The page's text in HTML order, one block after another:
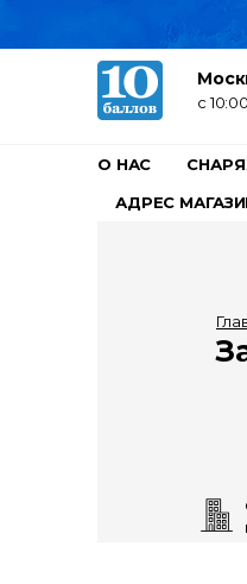
c
О НАС
АДРЕС